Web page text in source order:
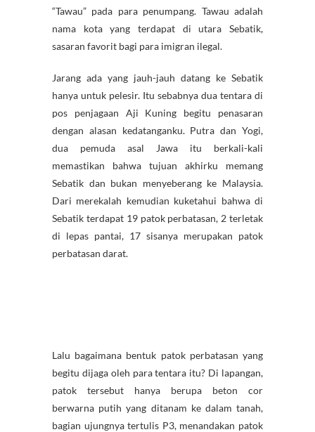
“Tawau” pada para penumpang. Tawau adalah
nama kota yang terdapat di utara Sebatik,
sasaran favorit bagi para imigran ilegal.
Jarang ada yang jauh-jauh datang ke Sebatik
hanya untuk pelesir. Itu sebabnya dua tentara di
pos penjagaan Aji Kuning begitu penasaran
dengan alasan kedatanganku. Putra dan Yogi,
dua pemuda asal Jawa itu berkali-kali
memastikan bahwa tujuan akhirku memang
Sebatik dan bukan menyeberang ke Malaysia.
Dari merekalah kemudian kuketahui bahwa di
Sebatik terdapat 19 patok perbatasan, 2 terletak
di lepas pantai, 17 sisanya merupakan patok
perbatasan darat.
Lalu bagaimana bentuk patok perbatasan yang
begitu dijaga oleh para tentara itu? Di lapangan,
patok tersebut hanya berupa beton cor
berwarna putih yang ditanam ke dalam tanah,
bagian ujungnya tertulis P3, menandakan patok